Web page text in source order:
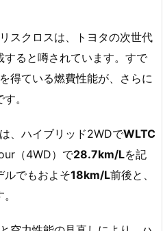
スクロスは、トヨタの次世代
ると噂されています。すで
得ている燃費性能が、さらに
。
、ハイブリッド2WDでWLTC
（4WD）で28.7km/Lを記
ルでもおよそ18km/L前後と、